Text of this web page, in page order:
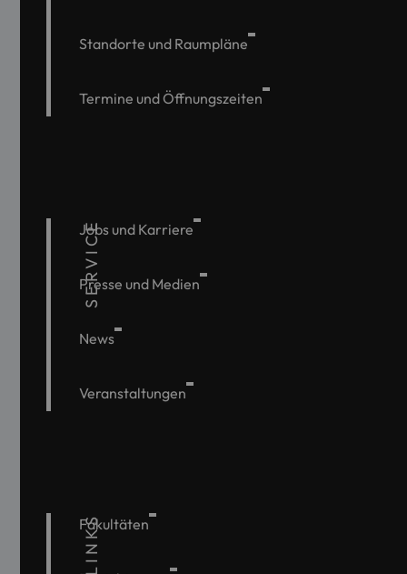
Standorte und Raumpläne
Termine und Öffnungszeiten
SERVICE
Jobs und Karriere
Presse und Medien
News
Veranstaltungen
Fakultäten